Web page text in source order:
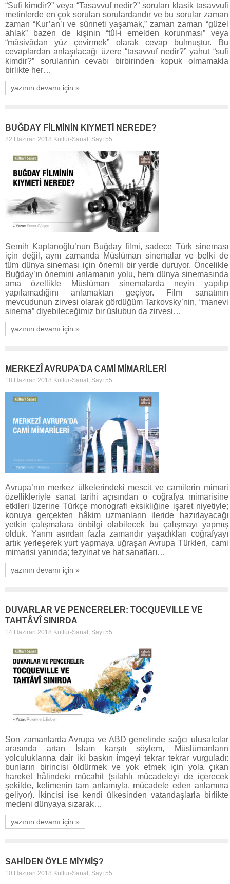
“Sufi kimdir?” veya “Tasavvuf nedir?” soruları klasik tasavvufi
metinlerde en çok sorulan sorulardandır ve bu sorular zaman
zaman “Kur’an’ı ve sünneti yaşamak,” zaman zaman “güzel
ahlak” bazen de kişinin “tûl-i emelden korunması” veya
“mâsivâdan yüz çevirmek” olarak cevap bulmuştur. Bu
cevaplardan anlaşılacağı üzere “tasavvuf nedir?” yahut “sufi
kimdir?” sorularının cevabı birbirinden kopuk olmamakla
birlikte her…
yazının devamı için »
BUĞDAY FİLMİNİN KIYMETİ NEREDE?
22 Haziran 2018 Kültür-Sanat, Sayı 55
Semih Kaplanoğlu’nun Buğday filmi, sadece Türk sineması
için değil, aynı zamanda Müslüman sinemalar ve belki de
tüm dünya sineması için önemli bir yerde duruyor. Öncelikle
Buğday’ın önemini anlamanın yolu, hem dünya sinemasında
ama özellikle Müslüman sinemalarda neyin yapılıp
yapılamadığını anlamaktan geçiyor. Film sanatının
mevcudunun zirvesi olarak gördüğüm Tarkovsky’nin, “manevi
sinema” diyebileceğimiz bir üslubun da zirvesi…
yazının devamı için »
MERKEZÎ AVRUPA’DA CAMİ MİMARİLERİ
18 Haziran 2018 Kültür-Sanat, Sayı 55
Avrupa’nın merkez ülkelerindeki mescit ve camilerin mimari
özellikleriyle sanat tarihi açısından o coğrafya mimarisine
etkileri üzerine Türkçe monografi eksikliğine işaret niyetiyle;
konuya gerçekten hâkim uzmanların ileride hazırlayacağı
yetkin çalışmalara önbilgi olabilecek bu çalışmayı yapmış
olduk. Yarım asırdan fazla zamandır yaşadıkları coğrafyayı
artık yerleşerek yurt yapmaya uğraşan Avrupa Türkleri, cami
mimarisi yanında; tezyinat ve hat sanatları…
yazının devamı için »
DUVARLAR VE PENCERELER: TOCQUEVILLE VE
TAHTÂVÎ SINIRDA
14 Haziran 2018 Kültür-Sanat, Sayı 55
Son zamanlarda Avrupa ve ABD genelinde sağcı ulusalcılar
arasında artan İslam karşıtı söylem, Müslümanların
yolculuklarına dair iki baskın imgeyi tekrar tekrar vurguladı:
bunların birincisi öldürmek ve yok etmek için yola çıkan
hareket hâlindeki mücahit (silahlı mücadeleyi de içerecek
şekilde, kelimenin tam anlamıyla, mücadele eden anlamına
geliyor). İkincisi ise kendi ülkesinden vatandaşlarla birlikte
medeni dünyaya sızarak…
yazının devamı için »
SAHİDEN ÖYLE MİYMİŞ?
10 Haziran 2018 Kültür-Sanat, Sayı 55